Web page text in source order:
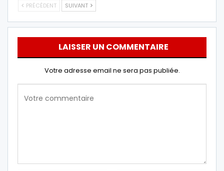
PRÉCÉDENT SUIVANT
LAISSER UN COMMENTAIRE
Votre adresse email ne sera pas publiée.